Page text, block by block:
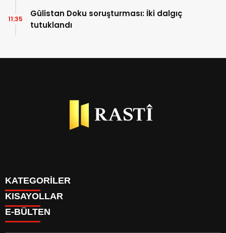
Gülistan Doku soruşturması: İki dalgıç
tutuklandı
11:35
KATEGORİLER
BİYOGRAFİLER
DÜNYA
KISAYOLLAR
YAZARLAR
E-BÜLTEN